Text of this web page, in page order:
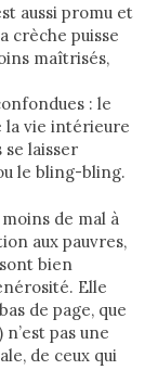
aussi promu et
crèche puisse
maîtrisés,
: le
la vie intérieure
se laisser
le bling-bling.
de mal à
aux pauvres,
bien
Elle
de page, que
pas une
de ceux qui